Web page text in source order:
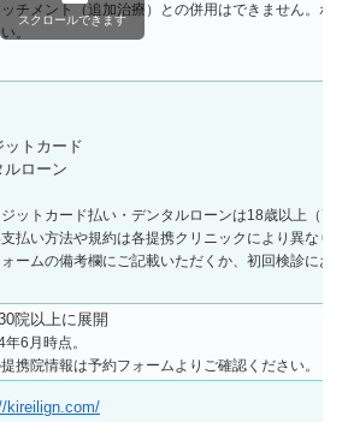
チメント（追加治療）との併用はできません。
。
ットカード
ルローン
ットカード払い・デンタルローンは18歳以上（高
払い方法や規約は各提携クリニックにより異なり
ームの備考欄にご記載いただくか、初回検診に
院以上に展開
6月時点。
携院情報は予約フォームよりご確認ください。
kireilign.com/
スクロールできます